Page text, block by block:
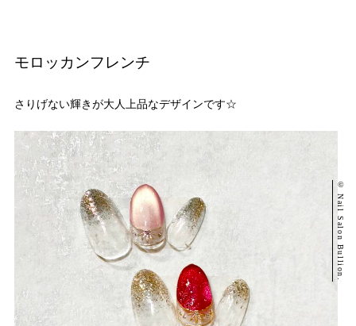
モロッカンフレンチ
さりげない輝きが大人上品なデザインです☆
© Nail Salon Bullion.